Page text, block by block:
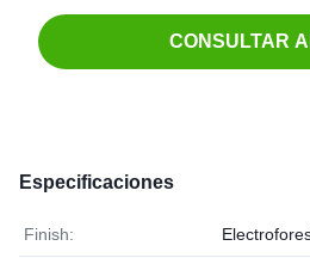
CONSULTAR
Especificaciones
Finish: